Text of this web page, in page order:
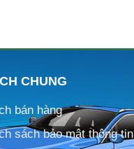
CHUNG
bán hàng
sách bảo mật thông tin